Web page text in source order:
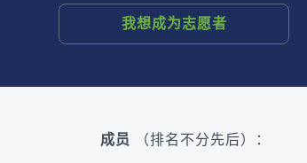
我想成为志愿者
成员 （排名不分先后）：